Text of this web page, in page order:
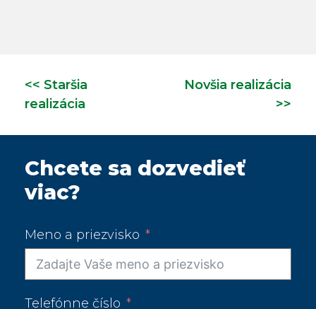
<< Staršia
realizácia
Novšia realizácia
>>
Chcete sa dozvedieť
viac?
Meno a priezvisko
Telefónne číslo